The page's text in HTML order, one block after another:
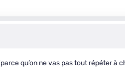
qu’on ne vas pas tout répéter à